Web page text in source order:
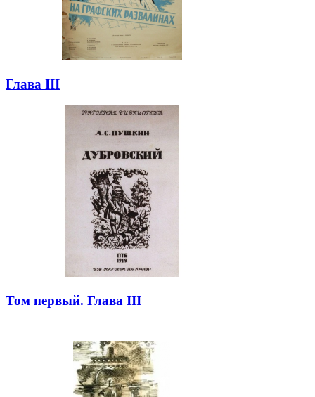
Глава III
Том первый. Глава III